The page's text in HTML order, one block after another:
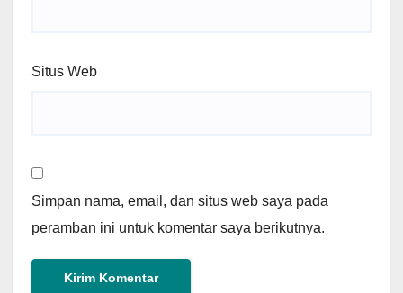
Situs Web
Simpan nama, email, dan situs web saya pada
peramban ini untuk komentar saya berikutnya.